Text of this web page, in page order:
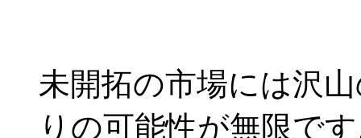
未開拓の市場には沢
りの可能性が無限で